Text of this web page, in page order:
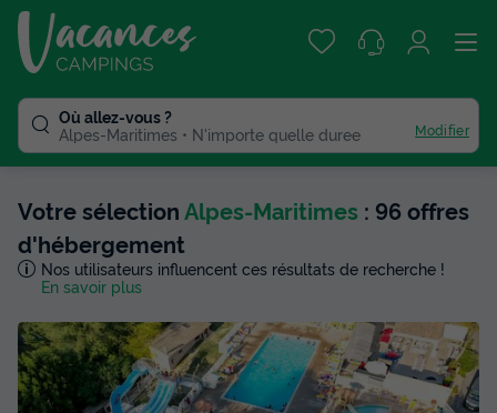
Où allez-vous ?
Alpes-Maritimes
N'importe quelle duree Modifier
Votre sélectionAlpes-Maritimes : 96 offres
d'hébergement
Nos utilisateurs influencent ces résultats de recherche !
En savoir plus